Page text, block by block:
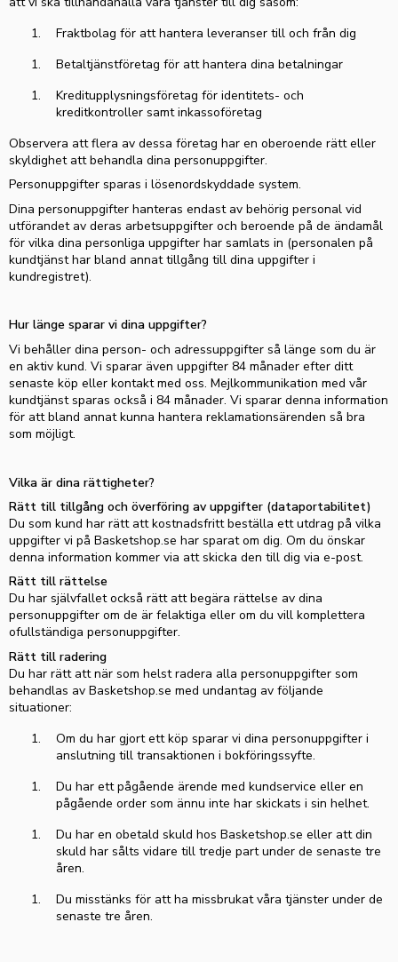
Fraktbolag för att hantera leveranser till och från dig
Betaltjänstföretag för att hantera dina betalningar
Kreditupplysningsföretag för identitets- och
kreditkontroller samt inkassoföretag
Observera att flera av dessa företag har en oberoende rätt eller
skyldighet att behandla dina personuppgifter.
Personuppgifter sparas i lösenordskyddade system.
Dina personuppgifter hanteras endast av behörig personal vid
utförandet av deras arbetsuppgifter och beroende på de ändamål
för vilka dina personliga uppgifter har samlats in (personalen på
kundtjänst har bland annat tillgång till dina uppgifter i
kundregistret).
Hur länge sparar vi dina uppgifter?
Vi behåller dina person- och adressuppgifter så länge som du är
en aktiv kund. Vi sparar även uppgifter 84 månader efter ditt
senaste köp eller kontakt med oss. Mejlkommunikation med vår
kundtjänst sparas också i 84 månader. Vi sparar denna information
för att bland annat kunna hantera reklamationsärenden så bra
som möjligt.
Vilka är dina rättigheter?
Rätt till tillgång och överföring av uppgifter (dataportabilitet)
Du som kund har rätt att kostnadsfritt beställa ett utdrag på vilka
uppgifter vi på Basketshop.se har sparat om dig. Om du önskar
denna information kommer via att skicka den till dig via e-post.
Rätt till rättelse
Du har självfallet också rätt att begära rättelse av dina
personuppgifter om de är felaktiga eller om du vill komplettera
ofullständiga personuppgifter.
Rätt till radering
Du har rätt att när som helst radera alla personuppgifter som
behandlas av Basketshop.se med undantag av följande
situationer:
Om du har gjort ett köp sparar vi dina personuppgifter i
anslutning till transaktionen i bokföringssyfte.
Du har ett pågående ärende med kundservice eller en
pågående order som ännu inte har skickats i sin helhet.
Du har en obetald skuld hos Basketshop.se eller att din
skuld har sålts vidare till tredje part under de senaste tre
åren.
Du misstänks för att ha missbrukat våra tjänster under de
senaste tre åren.